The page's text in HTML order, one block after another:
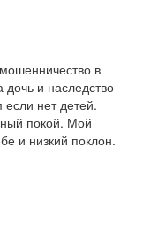
в
и наследство
нет детей.
покой. Мой
и низкий поклон.